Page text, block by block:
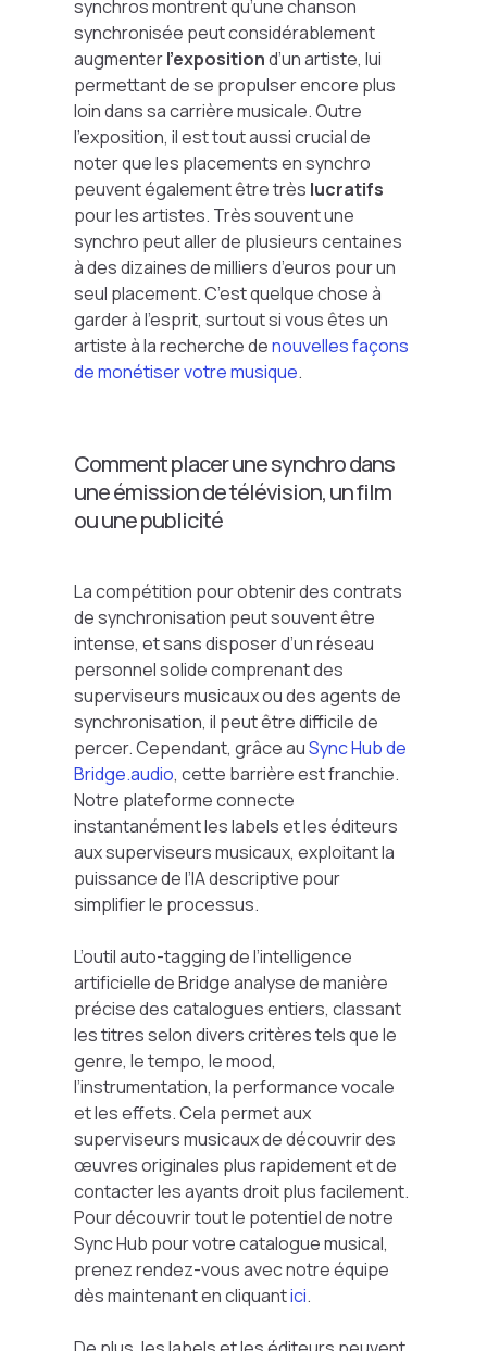
synchros montrent qu’une chanson
synchronisée peut considérablement
augmenterl’expositiond’un artiste, lui
permettant de se propulser encore plus
loin dans sa carrière musicale. Outre
l’exposition, il est tout aussi crucial de
noter que les placements en synchro
peuvent également être très lucratifs
pour les artistes. Très souvent une
synchro peut aller de plusieurs centaines
à des dizaines de milliers d’euros pour un
seul placement. C’est quelque chose à
garder à l’esprit, surtout si vous êtes un
artiste à la recherche denouvelles façons
de monétiser votre musique.
Comment placer une synchro dans
une émission de télévision, un film
ou une publicité
La compétition pour obtenir des contrats
de synchronisation peut souvent être
intense, et sans disposer d’un réseau
personnel solide comprenant des
superviseurs musicaux ou des agents de
synchronisation, il peut être difficile de
percer. Cependant, grâce auSync Hub de
Bridge.audio, cette barrière est franchie.
Notre plateforme connecte
instantanément les labels et les éditeurs
aux superviseurs musicaux, exploitant la
puissance de l’IA descriptive pour
simplifier le processus.
L’outil auto-tagging de l’intelligence
artificielle de Bridge analyse de manière
précise des catalogues entiers, classant
les titres selon divers critères tels que le
genre, le tempo, le mood,
l’instrumentation, la performance vocale
et les effets. Cela permet aux
superviseurs musicaux de découvrir des
œuvres originales plus rapidement et de
contacter les ayants droit plus facilement.
Pour découvrir tout le potentiel de notre
Sync Hub pour votre catalogue musical,
prenez rendez-vous avec notre équipe
dès maintenant en cliquantici.